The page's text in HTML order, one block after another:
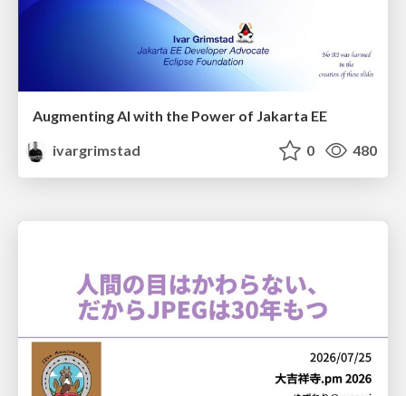
Augmenting AI with the Power of Jakarta EE
ivargrimstad
0 480